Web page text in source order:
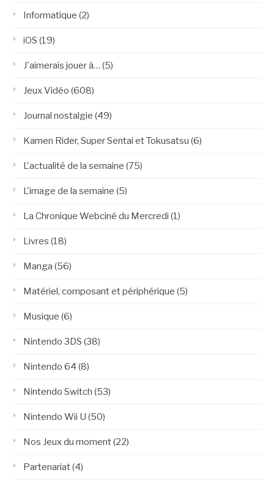
Informatique (2)
iOS (19)
J'aimerais jouer à… (5)
Jeux Vidéo (608)
Journal nostalgie (49)
Kamen Rider, Super Sentai et Tokusatsu (6)
L'actualité de la semaine (75)
L'image de la semaine (5)
La Chronique Webciné du Mercredi (1)
Livres (18)
Manga (56)
Matériel, composant et périphérique (5)
Musique (6)
Nintendo 3DS (38)
Nintendo 64 (8)
Nintendo Switch (53)
Nintendo Wii U (50)
Nos Jeux du moment(22)
Partenariat(4)